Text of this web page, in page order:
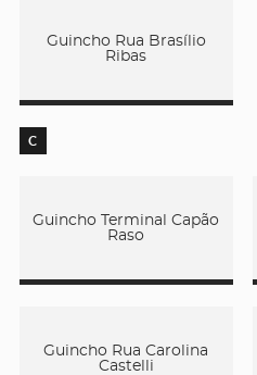
Guincho Rua Brasílio
Ribas
C
Guincho Terminal Capão
Raso
Guincho Rua Carolina
Castelli